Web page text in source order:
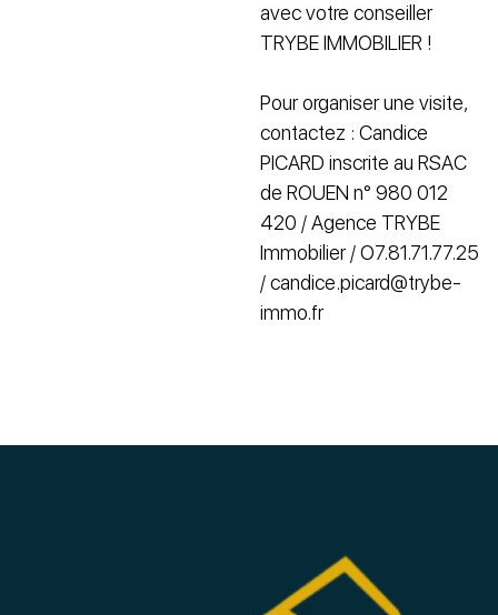
avec votre conseiller
TRYBE IMMOBILIER !
Pour organiser une visite,
contactez : Candice
PICARD inscrite au RSAC
de ROUEN n° 980 012
420 / Agence TRYBE
Immobilier / O7.81.71.77.25
/ candice.picard@trybe-
immo.fr